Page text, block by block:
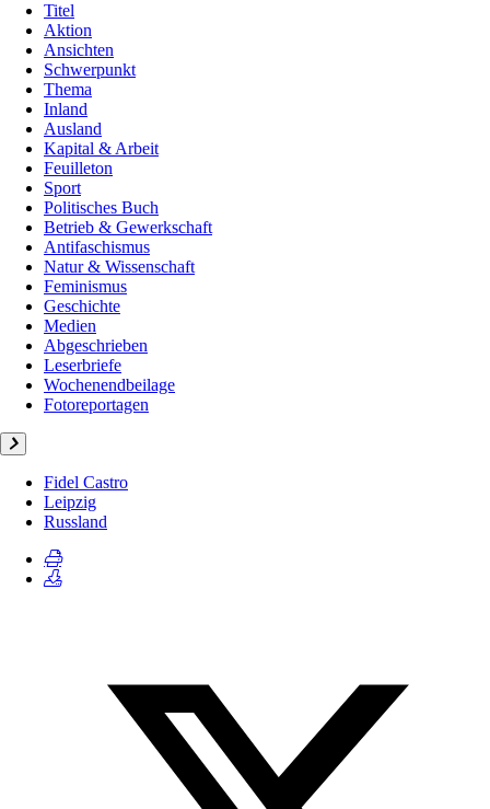
Titel
Aktion
Ansichten
Schwerpunkt
Thema
Inland
Ausland
Kapital & Arbeit
Feuilleton
Sport
Politisches Buch
Betrieb & Gewerkschaft
Antifaschismus
Natur & Wissenschaft
Feminismus
Geschichte
Medien
Abgeschrieben
Leserbriefe
Wochenendbeilage
Fotoreportagen
Fidel Castro
Leipzig
Russland